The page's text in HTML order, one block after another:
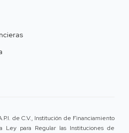
de C.V., Institución de Financiamiento
Ley para Regular las Instituciones de